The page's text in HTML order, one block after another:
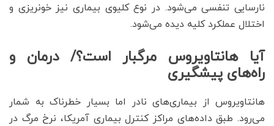
نارسایی تنفسی می‌شود. در نوع کلیوی بیماری نیز خونریزی و
اختلال عملکرد کلیه دیده می‌شود.
آیا هانتاویروس مرگبار است؟/ درمان و
راه‎‌های پیشگیری
هانتاویروس از بیماری‌های نادر اما بسیار خطرناک به شمار
می‌رود. طبق داده‌های مراکز کنترل بیماری آمریکا، نرخ مرگ در